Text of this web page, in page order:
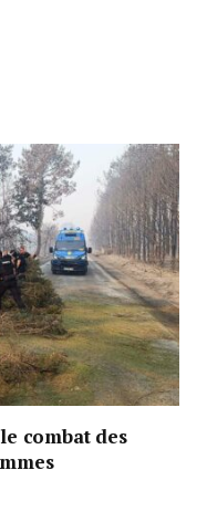
combat des